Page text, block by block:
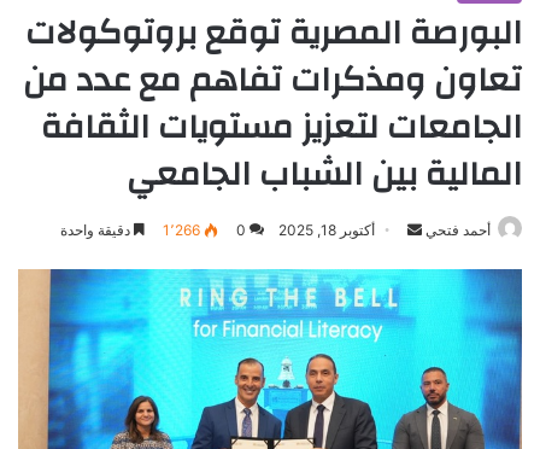
البورصة المصرية توقع بروتوكولات
تعاون ومذكرات تفاهم مع عدد من
الجامعات لتعزيز مستويات الثقافة
المالية بين الشباب الجامعي
أحمد فتحي
أرسل
إلكترونيا
أكتوبر 18, 2025 0 1٬266 دقيقة واحدة